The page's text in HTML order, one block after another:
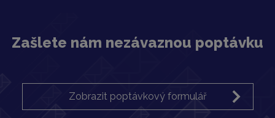
Zašlete nám nezávaznou poptávku
Zobrazit poptávkový formulář